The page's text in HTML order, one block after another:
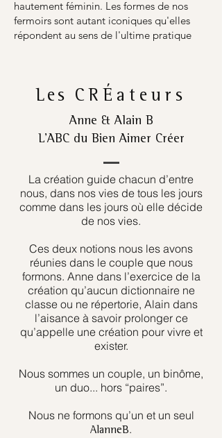
hautement féminin. Les formes de nos
fermoirs sont autant iconiques qu'elles
répondent au sens de l'ultime pratique
Les CRÉateurs
Anne & Alain B
L’ABC du Bien Aimer Créer
La création guide chacun d’entre
nous, dans nos vies de tous les jours
comme dans les jours où elle décide
de nos vies.
Ces deux notions nous les avons
réunies dans le couple que nous
formons. Anne dans l’exercice de la
création qu’aucun dictionnaire ne
classe ou ne répertorie, Alain dans
l’aisance à savoir prolonger ce
qu’appelle une création pour vivre et
exister.
Nous sommes un couple, un binôme,
un duo... hors “paires”.
Nous ne formons qu’un et un seul
AlanneB.